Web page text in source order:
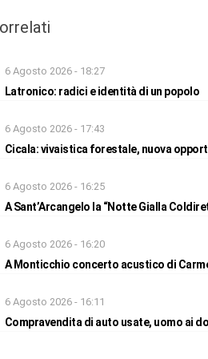
6 Agosto 2026 - 18:27
Latronico: radici e identità di un popolo
6 Agosto 2026 - 17:43
Cicala: vivaistica forestale, nuova
6 Agosto 2026 - 16:25
A Sant’Arcangelo la “Notte Gialla
6 Agosto 2026 - 16:20
A Monticchio concerto acustico di
6 Agosto 2026 - 16:11
Compravendita di auto usate, uomo ai